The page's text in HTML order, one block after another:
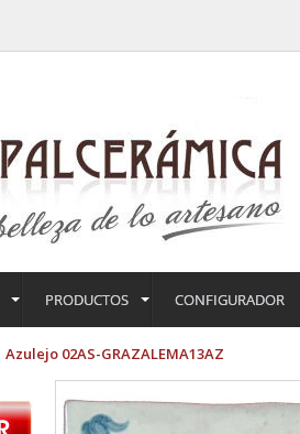
PRODUCTOS CONFIGURADOR
Azulejo 02AS-GRAZALEMA13AZ